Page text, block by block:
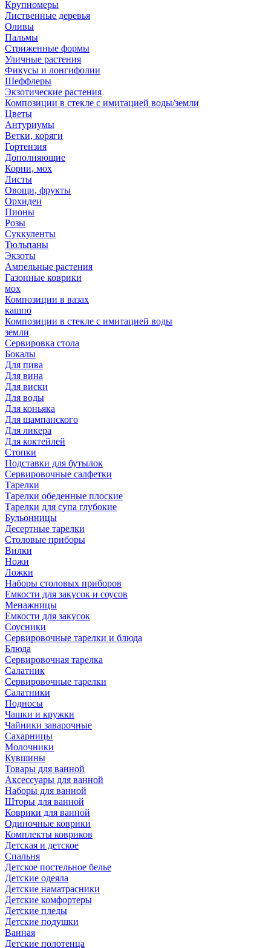
Крупномеры
Лиственные деревья
Оливы
Пальмы
Стриженные формы
Уличные растения
Фикусы и лонгифолии
Шеффлеры
Экзотические растения
Композиции в стекле с имитацией воды/земли
Цветы
Антуриумы
Ветки, коряги
Гортензия
Дополняющие
Корни, мох
Листы
Овощи, фрукты
Орхидеи
Пионы
Розы
Суккуленты
Тюльпаны
Экзоты
Ампельные растения
Газонные коврики
мох
Композиции в вазах
кашпо
Композиции в стекле с имитацией воды
земли
Сервировка стола
Бокалы
Для пива
Для вина
Для виски
Для воды
Для коньяка
Для шампанского
Для ликера
Для коктейлей
Стопки
Подставки для бутылок
Сервировочные салфетки
Тарелки
Тарелки обеденные плоские
Тарелки для супа глубокие
Бульонницы
Десертные тарелки
Столовые приборы
Вилки
Ножи
Ложки
Наборы столовых приборов
Емкости для закусок и соусов
Менажницы
Емкости для закусок
Соусники
Сервировочные тарелки и блюда
Блюда
Сервировочная тарелка
Салатник
Сервировочные тарелки
Салатники
Подносы
Чашки и кружки
Чайники заварочные
Сахарницы
Молочники
Кувшины
Товары для ванной
Аксессуары для ванной
Наборы для ванной
Шторы для ванной
Коврики для ванной
Одиночные коврики
Комплекты ковриков
Детская и детское
Спальня
Детское постельное белье
Детские одеяла
Детские наматрасники
Детские комфортеры
Детские пледы
Детские подушки
Ванная
Детские полотенца